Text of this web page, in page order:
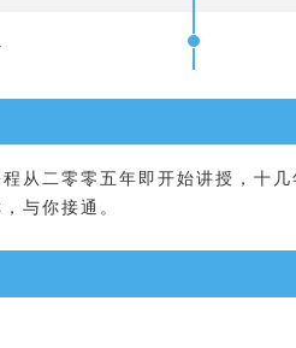
从二零零五年即开始讲授，十几
与你接通。